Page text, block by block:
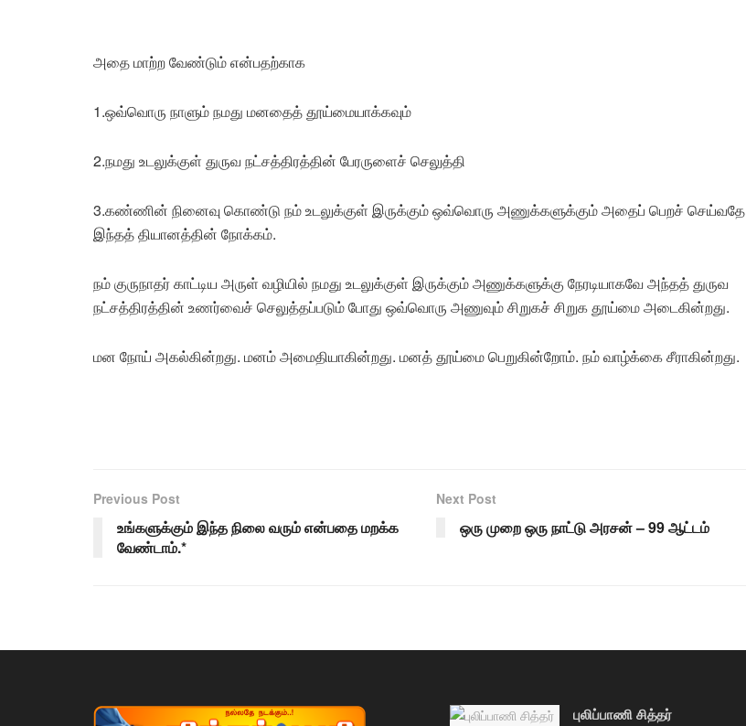
அதை மாற்ற வேண்டும் என்பதற்காக
1.ஒவ்வொரு நாளும் நமது மனதைத் தூய்மையாக்கவும்
2.நமது உடலுக்குள் துருவ நட்சத்திரத்தின் பேரருளைச் செலுத்தி
3.கண்ணின் நினைவு கொண்டு நம் உடலுக்குள் இருக்கும் ஒவ்வொரு அணுக்களுக்கும் அதைப் பெறச் செய்வதே
இந்தத் தியானத்தின் நோக்கம்.
நம் குருநாதர் காட்டிய அருள் வழியில் நமது உடலுக்குள் இருக்கும் அணுக்களுக்கு நேரடியாகவே அந்தத் துருவ
நட்சத்திரத்தின் உணர்வைச் செலுத்தப்படும் போது ஒவ்வொரு அணுவும் சிறுகச் சிறுக தூய்மை அடைகின்றது.
மன நோய் அகல்கின்றது. மனம் அமைதியாகின்றது. மனத் தூய்மை பெறுகின்றோம். நம் வாழ்க்கை சீராகின்றது.
Previous Post
உங்களுக்கும் இந்த நிலை வரும் என்பதை மறக்க
வேண்டாம்.*
Next Post
ஒரு முறை ஒரு நாட்டு அரசன் – 99 ஆட்டம்
புலிப்பாணி சித்தர்